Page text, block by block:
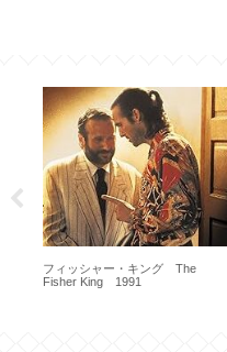
フィッシャー・キング The
Fisher King 1991